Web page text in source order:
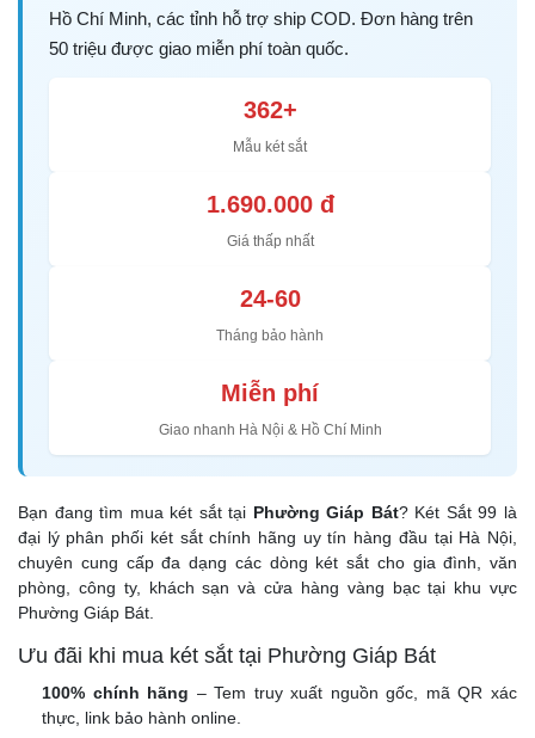
Hồ Chí Minh, các tỉnh hỗ trợ ship COD. Đơn hàng trên
50 triệu được giao miễn phí toàn quốc.
362+
Mẫu két sắt
1.690.000 đ
Giá thấp nhất
24-60
Tháng bảo hành
Miễn phí
Giao nhanh Hà Nội & Hồ Chí Minh
Bạn đang tìm mua két sắt tại Phường Giáp Bát? Két Sắt 99 là
đại lý phân phối két sắt chính hãng uy tín hàng đầu tại Hà Nội,
chuyên cung cấp đa dạng các dòng két sắt cho gia đình, văn
phòng, công ty, khách sạn và cửa hàng vàng bạc tại khu vực
Phường Giáp Bát.
Ưu đãi khi mua két sắt tại Phường Giáp Bát
100% chính hãng – Tem truy xuất nguồn gốc, mã QR xác
thực, link bảo hành online.